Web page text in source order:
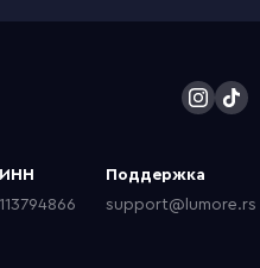
ИНН
113794866
Поддержка
support@lumore.rs